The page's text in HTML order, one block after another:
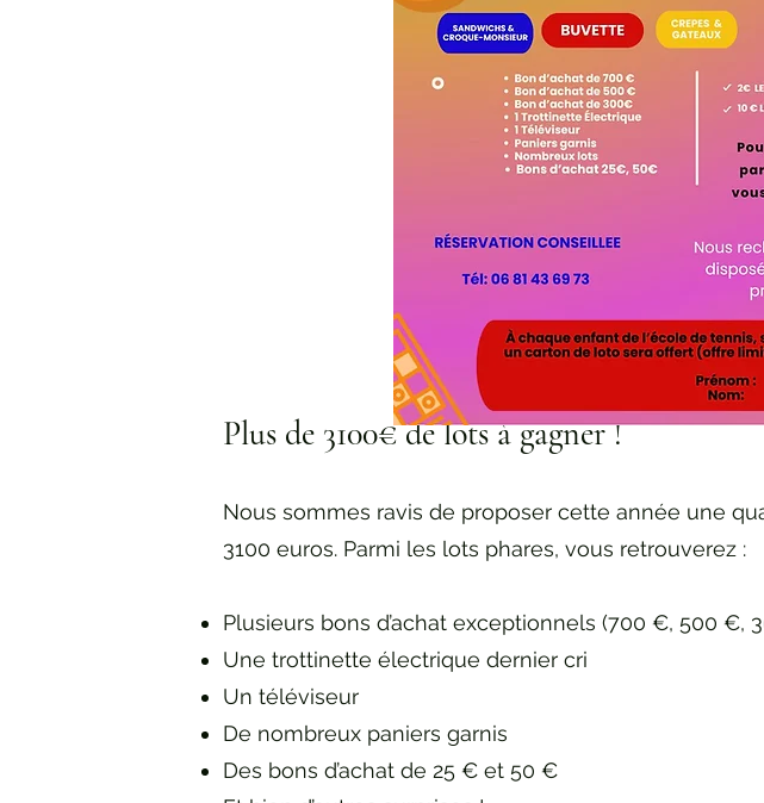
Plus de 3100€ de lots à gagner !
Nous sommes ravis de proposer cette année une
3100 euros. Parmi les lots phares, vous retrouverez :
Plusieurs bons d’achat exceptionnels (700 €, 500 €,
Une trottinette électrique dernier cri
Un téléviseur
De nombreux paniers garnis
Des bons d’achat de 25 € et 50 €